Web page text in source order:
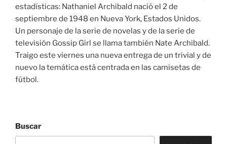
estadísticas: Nathaniel Archibald nació el 2 de
septiembre de 1948 en Nueva York, Estados Unidos.
Un personaje de la serie de novelas y de la serie de
televisión Gossip Girl se llama también Nate Archibald.
Traigo este viernes una nueva entrega de un trivial y de
nuevo la temática está centrada en las camisetas de
fútbol.
Buscar